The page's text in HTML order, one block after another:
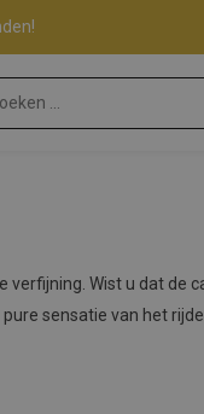
verfijning. Wist u dat
sensatie van het